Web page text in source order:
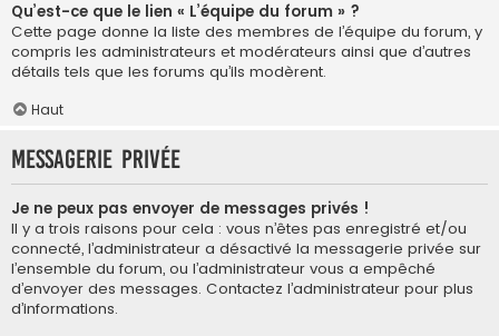
Qu’est-ce que le lien « L’équipe du forum » ?
Cette page donne la liste des membres de l’équipe du forum, y
compris les administrateurs et modérateurs ainsi que d’autres
détails tels que les forums qu’ils modèrent.
Haut
Messagerie privée
Je ne peux pas envoyer de messages privés !
Il y a trois raisons pour cela : vous n’êtes pas enregistré et/ou
connecté, l’administrateur a désactivé la messagerie privée sur
l’ensemble du forum, ou l’administrateur vous a empêché
d’envoyer des messages. Contactez l’administrateur pour plus
d’informations.